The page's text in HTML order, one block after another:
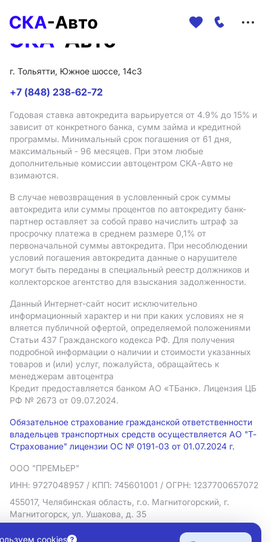
г. Тольятти, Южное шоссе, 14с3
+7 (848) 238-62-72
Годовая ставка автокредита варьируется от 4.9% до 15% и
зависит от конкретного банка, сумм займа и кредитной
программы. Минимальный срок погашения от 61 дня,
максимальный - 96 месяцев. При этом любые
дополнительные комиссии автоцентром СКА-Авто не
взимаются.
В случае невозвращения в условленный срок суммы
автокредита или суммы процентов по автокредиту банк-
партнер оставляет за собой право начислить штраф за
просрочку платежа в среднем размере 0,1% от
первоначальной суммы автокредита. При несоблюдении
условий погашения автокредита данные о нарушителе
могут быть переданы в специальный реестр должников и
коллекторское агентство для взыскания задолженности.
Данный Интернет-сайт носит исключительно
информационный характер и ни при каких условиях не я
вляется публичной офертой, определяемой положениями
Статьи 437 Гражданского кодекса РФ. Для получения
подробной информации о наличии и стоимости указанных
товаров и (или) услуг, пожалуйста, обращайтесь к
менеджерам автоцентра
Кредит предоставляется банком АO «ТБанк». Лицензия ЦБ
РФ № 2673 от 09.07.2024.
Обязательное страхование гражданской ответственности
владельцев транспортных средств осуществляется АО "Т-
Страхование" лицензии ОС № 0191-03 от 01.07.2024 г.
ООО "ПРЕМЬЕР"
ИНН: 9727048957 / КПП: 745601001 / ОГРН: 1237700657072
455017, Челябинская область, г.о. Магнитогорский, г.
Магнитогорск, ул. Ушакова, д. 35
Политика в отношении обработки персональных данных
cookies